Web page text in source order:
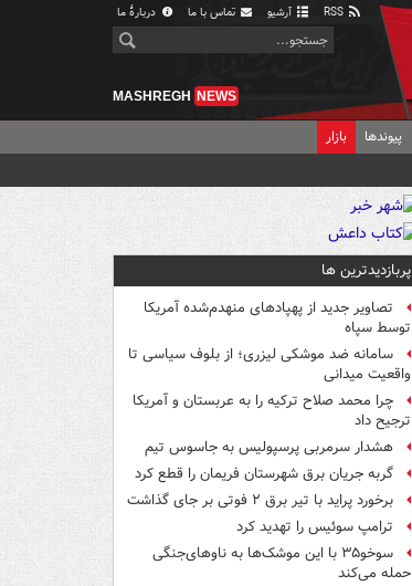
آرشیو تماس با ما دربارهٔ ما
MASHREGH NEWS
پیوندها بازار
پربازدیدترین ها
تصاویر جدید از پهپادهای منهدم‌شده آمریکا
توسط سپاه
سامانه ضد موشکی لیزری؛ از بلوف سیاسی تا
واقعیت میدانی
چرا محمد صلاح ترکیه را به عربستان و آمریکا
ترجیح داد
هشدار سرمربی پرسپولیس به جاسوس تیم
گربه جریان برق شهرستان فریمان را قطع کرد
برخورد پراید با تیر برق ۲ فوتی بر جای گذاشت
ترامپ سوئیس را تهدید کرد
سوخو۳۵ با این موشک‌ها به ناوهای‌جنگی
حمله می‌کند